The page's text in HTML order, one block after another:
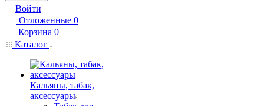
Войти
Отложенные 0
Корзина 0
Каталог
Кальяны, табак,
аксессуары